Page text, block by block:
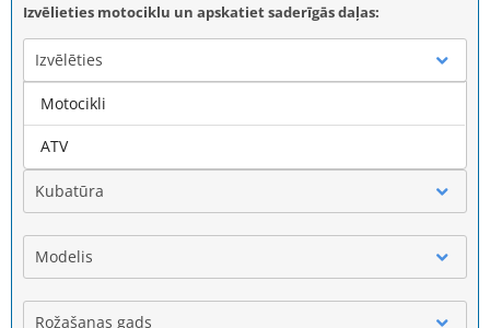
Izvēlieties motociklu un apskatiet saderīgās daļas:
Izvēlēties
Marka
Kubatūra
Modelis
Rožašanas gads
Motocikli
ATV